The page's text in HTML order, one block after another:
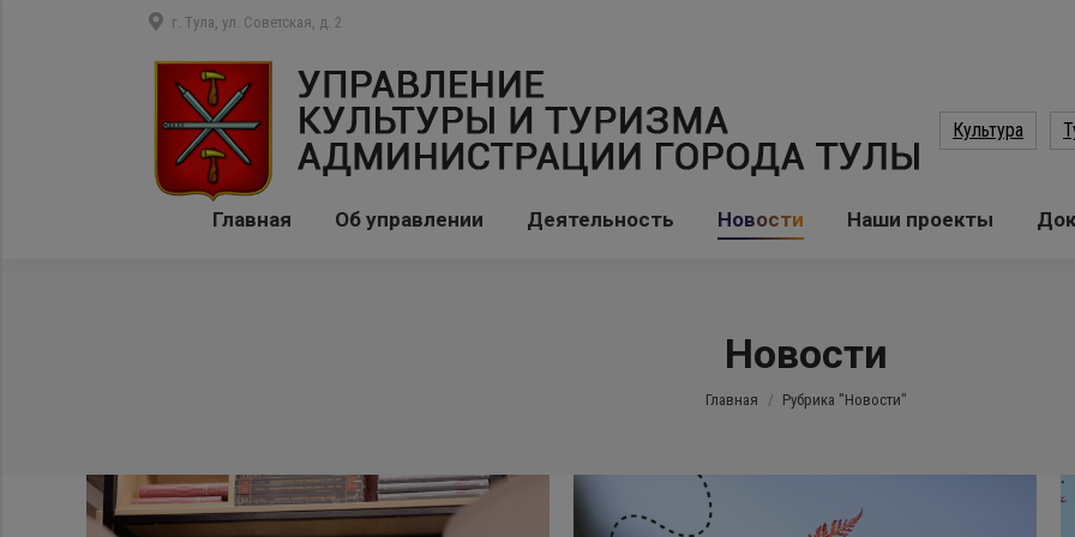
г. Тула, ул. Советская, д. 2
Культура
Главная Об управлении Деятельность Новости Наши проекты
Новости
Вы здесь:
Главная Рубрика "Новости"